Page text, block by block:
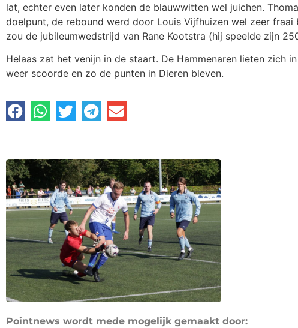
lat, echter even later konden de blauwwitten wel juichen.
doelpunt, de rebound werd door Louis Vijfhuizen wel zeer
zou de jubileumwedstrijd van Rane Kootstra (hij speelde zijn
Helaas zat het venijn in de staart. De Hammenaren lieten zich
weer scoorde en zo de punten in Dieren bleven.
Pointnews wordt mede mogelijk gemaakt door: